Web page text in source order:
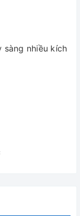
sàng nhiều kích